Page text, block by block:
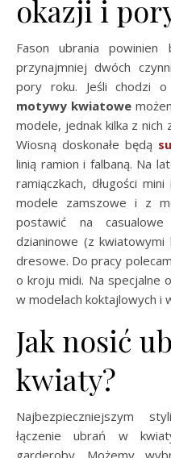
okazji i
Fason ubrania
przynajmniej dwóch
pory roku. Jeśli chodzi
motywy kwiatowe
modele, jednak kilka z nich
Wiosną doskonałe będą
linią ramion i falbaną. Na
ramiączkach, długości
modele zamszowe i z
postawić na casualowe
dzianinowe (z
dresowe. Do pracy
o kroju midi. Na specjalne
w modelach koktajlowych i
Jak nosić
kwiaty?
Najbezpieczniejszym
łączenie ubrań w